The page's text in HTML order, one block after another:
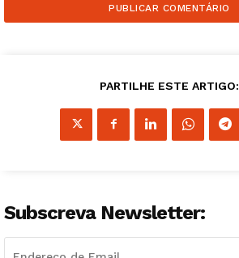
PARTILHE ESTE ARTIGO:
Subscreva Newsletter: